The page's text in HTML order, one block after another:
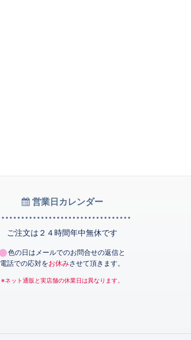
営業日カレンダー
ご注文は２４時間年中無休です
色の日はメールでのお問合せの返信と
電話での応対をお休みさせて頂きます。
※ネット通販と実店舗の休業日は異なります。